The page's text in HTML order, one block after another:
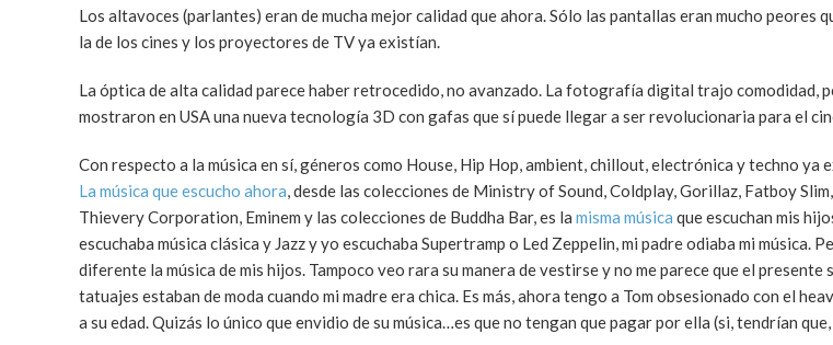
Los altavoces (parlantes) eran de mucha mejor calidad que ahora. Sólo las pantallas eran mucho peores
la de los cines y los proyectores de TV ya existían.
La óptica de alta calidad parece haber retrocedido, no avanzado. La fotografía digital trajo comodidad,
mostraron en USA una nueva tecnología 3D con gafas que sí puede llegar a ser revolucionaria para el
Con respecto a la música en sí, géneros como House, Hip Hop, ambient, chillout, electrónica y techno ya
La música que escucho ahora, desde las colecciones de Ministry of Sound, Coldplay, Gorillaz, Fatboy
Thievery Corporation, Eminem y las colecciones de Buddha Bar, es la misma música que escuchan mis
escuchaba música clásica y Jazz y yo escuchaba Supertramp o Led Zeppelin, mi padre odiaba mi música.
diferente la música de mis hijos. Tampoco veo rara su manera de vestirse y no me parece que el presente
tatuajes estaban de moda cuando mi madre era chica. Es más, ahora tengo a Tom obsesionado con el
a su edad. Quizás lo único que envidio de su música…es que no tengan que pagar por ella (si, tendrían